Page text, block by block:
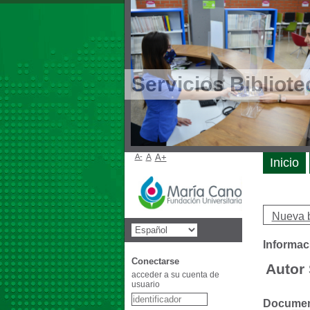
Servicios
Nueva
Autor
Inicio
A- A A+
Conectarse
acceder a su cuenta de
usuario